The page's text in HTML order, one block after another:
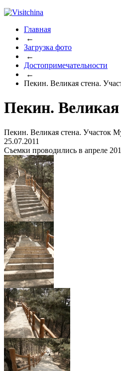
Главная
←
Загрузка фото
←
Достопримечательности
←
Пекин. Великая стена.
Пекин.
Пекин. Великая стена. Участок
25.07.2011
Съемки проводились в апреле